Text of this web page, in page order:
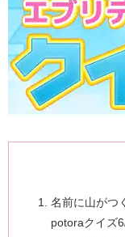
名前に山がつ
potoraクイズ